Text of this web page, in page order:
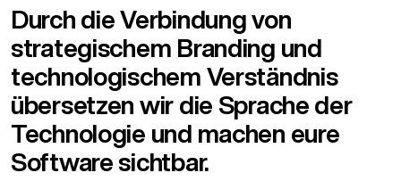
Durch die Verbindung von
strategischem Branding und
technologischem Verständnis
übersetzen wir die Sprache der
Technologie und machen eure
Software sichtbar.